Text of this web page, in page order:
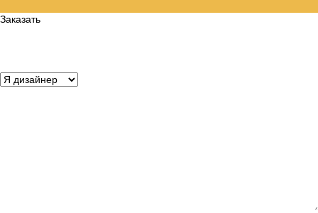
Заказать